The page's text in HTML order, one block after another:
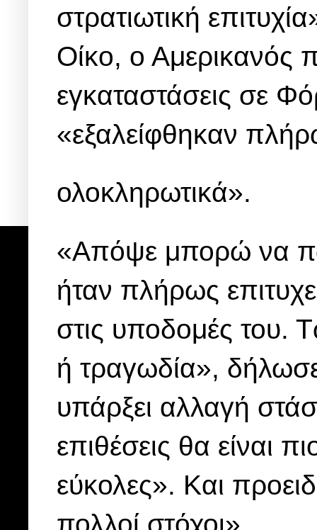
στρατιωτική
Οίκο, ο Αμερικανός
εγκαταστάσεις σε
«εξαλείφθηκαν
ολοκληρωτικά».
«Απόψε μπορώ να πω
ήταν πλήρως
στις υποδομές του.
ή τραγωδία»,
υπάρξει αλλαγή
επιθέσεις θα είναι
εύκολες». Και
πολλοί στόχοι».